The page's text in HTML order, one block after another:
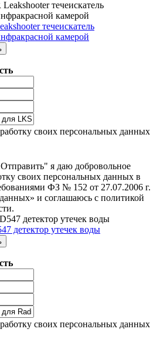
течеискатель
камерой
своих персональных данных
я даю добровольное
своих персональных данных в
ФЗ № 152 от 27.07.2006 г.
и соглашаюсь с политикой
детектор утечек воды
своих персональных данных